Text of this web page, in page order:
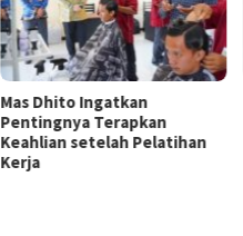
Mas Dhito Ingatkan
Pentingnya Terapkan
Keahlian setelah Pelatihan
Kerja